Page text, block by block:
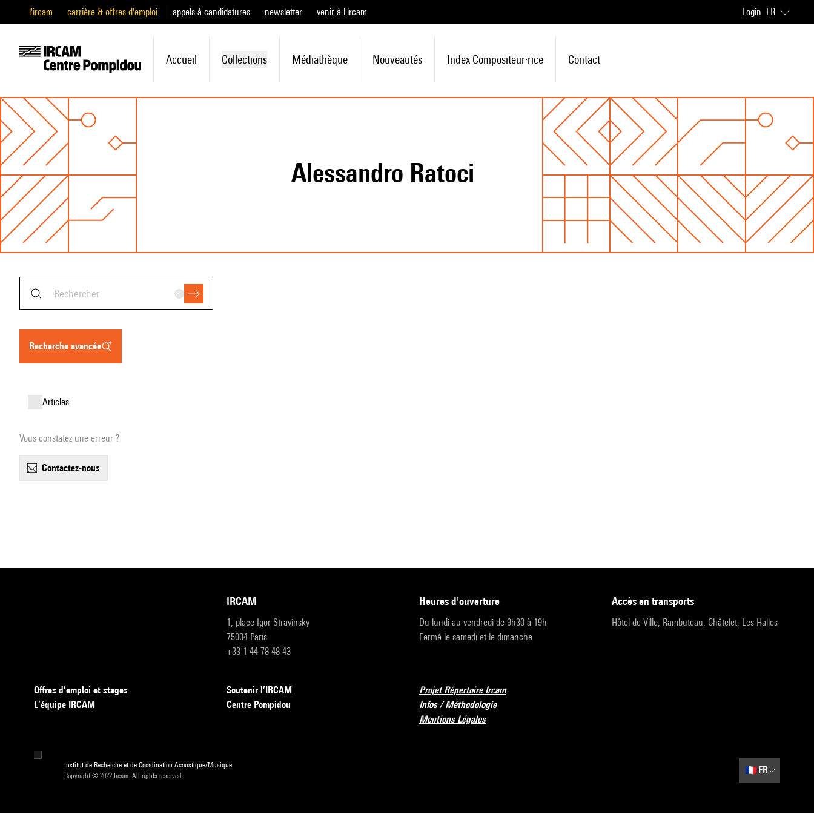
l'ircam carrière & offres d'emploi appels à candidatures newsletter venir à l'ircam Login FR
Accueil Collections Médiathèque Nouveautés Index Compositeur·rice Contact
Alessandro Ratoci
recherche avancée
articles
Vous constatez une erreur ?
contactez-nous
IRCAM
1, place Igor-Stravinsky
75004 Paris
+33 1 44 78 48 43
heures d'ouverture
Du lundi au vendredi de 9h30 à 19h
Fermé le samedi et le dimanche
accès en transports
Hôtel de Ville, Rambuteau, Châtelet, Les Halles
Offres d’emploi et stages
L’équipe IRCAM
Soutenir l’IRCAM
Centre Pompidou
Projet Répertoire Ircam
Infos / Méthodologie
Mentions Légales
Institut de Recherche et de Coordination Acoustique/Musique
Copyright © 2022 Ircam. All rights reserved.
🇫🇷 FR